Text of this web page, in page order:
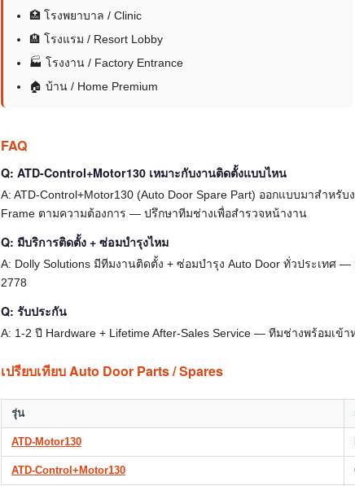
🏥 โรงพยาบาล / Clinic
🏨 โรงแรม / Resort Lobby
🏭 โรงงาน / Factory Entrance
🏠 บ้าน / Home Premium
FAQ
Q: ATD-Control+Motor130 เหมาะกับงานติดตั้งแบบไหน
A: ATD-Control+Motor130 (Auto Door Spare Part) ออกแบบมาสำห
Frame ตามความต้องการ — ปรึกษาทีมช่างเพื่อสำรวจหน้างาน
Q: มีบริการติดตั้ง + ซ่อมบำรุงไหม
A: Dolly Solutions มีทีมงานติดตั้ง + ซ่อมบำรุง Auto Door ทั่วประเทศ
2778
Q: รับประกัน
A: 1-2 ปี Hardware + Lifetime After-Sales Service — ทีมช่างพร้อมเข้
เปรียบเทียบ Auto Door Parts / Spares
รุ่น
ATD-Motor130
ATD-Control+Motor130